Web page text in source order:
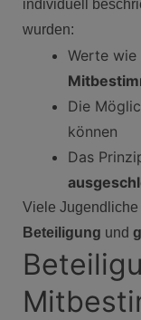
individuell
wurden:
Werte wie
Die
können
Das
Viele
Beteiligung und